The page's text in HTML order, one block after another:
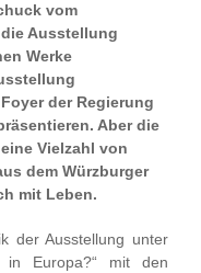
vom
Ausstellung
Werke
der Regierung
Aber die
Vielzahl von
dem Würzburger
mit Leben.
der Ausstellung unter
Europa?“ mit den